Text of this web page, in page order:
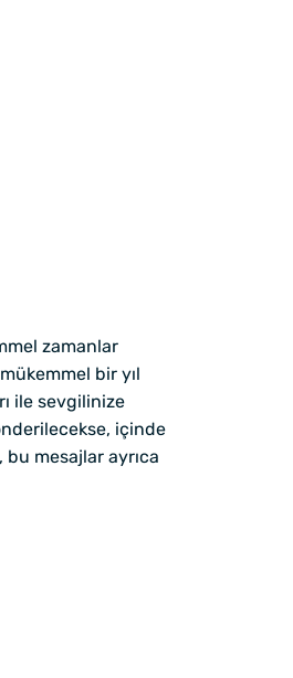
zamanlar
bir yıl
ile sevgilinize
içinde
mesajlar ayrıca